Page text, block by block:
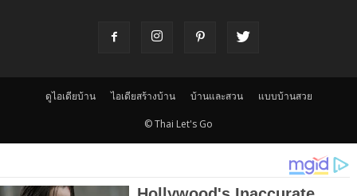
ดูไอเดียบ้าน ไอเดียสร้างบ้าน บ้านและสวน แบบบ้านสวย
© Thai Let's Go